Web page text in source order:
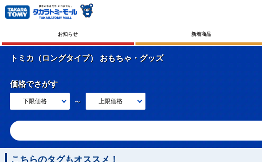
お知らせ 新着商品
トミカ（ロングタイプ） おもちゃ・グッズ
価格でさがす
下限価格 ～ 上限価格
こちらのタグもオススメ！